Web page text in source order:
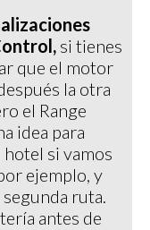
si tienes
que el motor
la otra
el Range
idea para
si vamos
ejemplo, y
ruta.
antes de